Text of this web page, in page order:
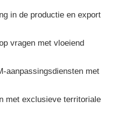
in de productie en export
vragen met vloeiend
aanpassingsdiensten met
met exclusieve territoriale